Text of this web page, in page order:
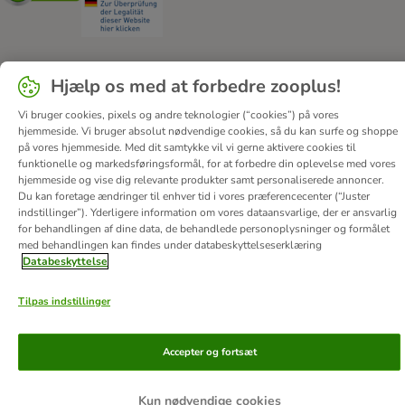
Om os Job hos zooplus
Forordning om digitale tjenester
Generelle vilkår
Fortryd aftale
Betaling Levering
Databeskyttelse
Tilgængelighedserklæring
Corporate Website
© zooplus SE2026
Hjælp os med at forbedre zooplus!
Vi bruger cookies, pixels og andre teknologier (“cookies”) på vores
hjemmeside. Vi bruger absolut nødvendige cookies, så du kan surfe og shoppe
på vores hjemmeside. Med dit samtykke vil vi gerne aktivere cookies til
funktionelle og markedsføringsformål, for at forbedre din oplevelse med vores
hjemmeside og vise dig relevante produkter samt personaliserede annoncer.
Du kan foretage ændringer til enhver tid i vores præferencecenter (“Juster
indstillinger”). Yderligere information om vores dataansvarlige, der er ansvarlig
for behandlingen af ​​dine data, de behandlede personoplysninger og formålet
med behandlingen kan findes under databeskyttelseserklæring
Databeskyttelse
Tilpas indstillinger
Kun nødvendige cookies
Accepter og fortsæt